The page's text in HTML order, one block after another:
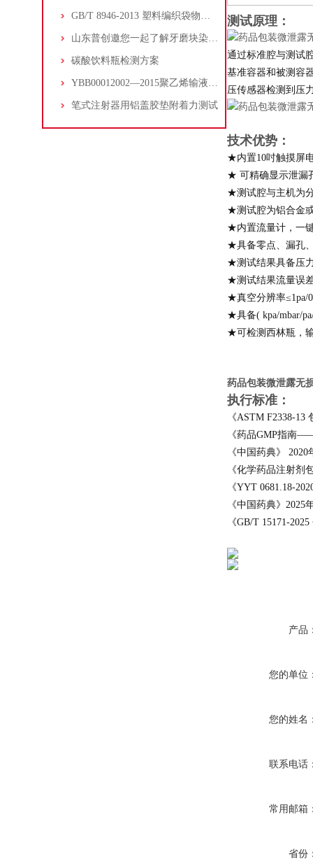
GB/T 8946-2013 塑料编织袋物理性能测试方法及检测仪器介绍
山东普创邀您一起了解牙磨块染色仪的功能配置
碳酸饮料瓶检测方案
YBB00012002—2015聚乙烯输液瓶抗跌落的测试
笔式注射器用铝盖胶垫附着力测试
测试原理：
通过标准腔与测试
基准容器和被测容
压传感器检测到压
技术优势：
★内置10吋触摸屏
★ 可精确显示泄漏
★测试腔与主机为
★测试腔为铝合金
★内置流量计，一
★具备零点、漏孔
★测试结果具备压
★测试结果流量误
★真空分辨率≤1pa/
★具备( kpa/mbar/
★可检测西林瓶，
药品包装微泄露无
执行标准：
《ASTM F2338-
《药品GMP指南
《中国药典》
《化学药品注射剂
《YYT 0681.18-
《中国药典》2025
《GB/T 15171-
产品
您的单位
您的姓名
联系电话
常用邮箱
省份